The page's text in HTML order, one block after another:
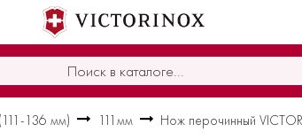
136 мм) 111мм Нож перочинный